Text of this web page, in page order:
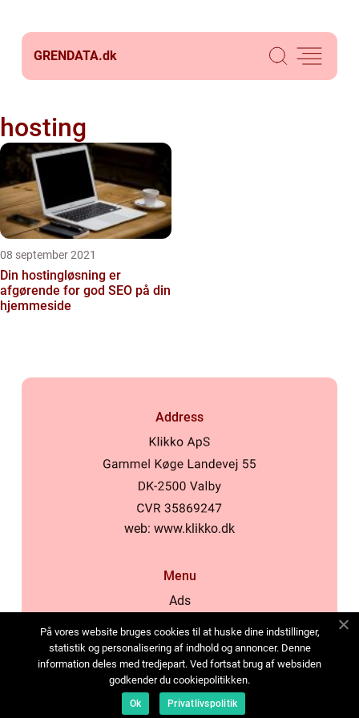
GRENDATA.dk
hosting
08 september 2021
Din hostingløsning er
afgørende for god SEO på din
hjemmeside
Address
web: www.klikko.dk
Menu
Ads
Cookies
Contact
Sitemap
På vores website bruges cookies til at huske dine indstillinger,
statistik og personalisering af indhold og annoncer. Denne
information deles med tredjepart. Ved fortsat brug af websiden
godkender du cookiepolitikken.
Ok Privatlivspolitik